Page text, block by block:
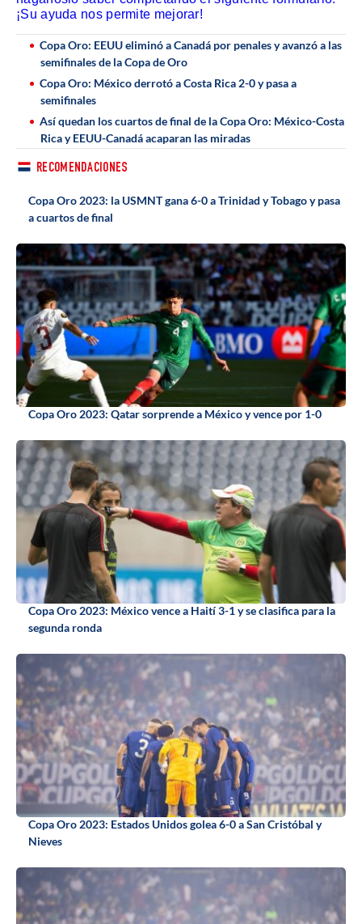
¡Su ayuda nos permite mejorar!
Copa Oro: EEUU eliminó a Canadá por penales y avanzó a las
semifinales de la Copa de Oro
Copa Oro: México derrotó a Costa Rica 2-0 y pasa a
semifinales
Así quedan los cuartos de final de la Copa Oro: México-Costa
Rica y EEUU-Canadá acaparan las miradas
RECOMENDACIONES
Copa Oro 2023: la USMNT gana 6-0 a Trinidad y Tobago y pasa
a cuartos de final
Copa Oro 2023: Qatar sorprende a México y vence por 1-0
Copa Oro 2023: México vence a Haití 3-1 y se clasifica para la
segunda ronda
Copa Oro 2023: Estados Unidos golea 6-0 a San Cristóbal y
Nieves